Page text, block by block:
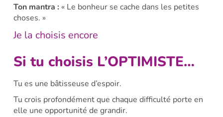
Ton mantra : « Le bonheur se cache dans les petites
choses. »
Je la choisis encore
Si tu choisis L’OPTIMISTE…
Tu es une bâtisseuse d’espoir.
Tu crois profondément que chaque difficulté porte en
elle une opportunité de grandir.